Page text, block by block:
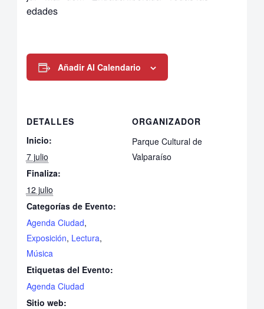
edades
Añadir Al Calendario
DETALLES
Inicio:
7 julio
Finaliza:
12 julio
Categorías de Evento:
Agenda Ciudad,
Exposición, Lectura,
Música
Etiquetas del Evento:
Agenda Ciudad
Sitio web:
ORGANIZADOR
Parque Cultural de
Valparaíso